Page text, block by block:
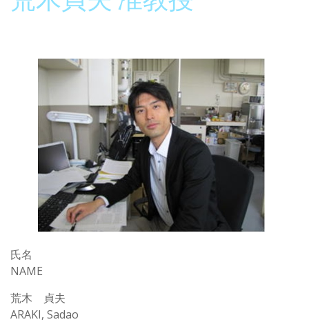
氏名
NAME
荒木 貞夫
ARAKI, Sadao